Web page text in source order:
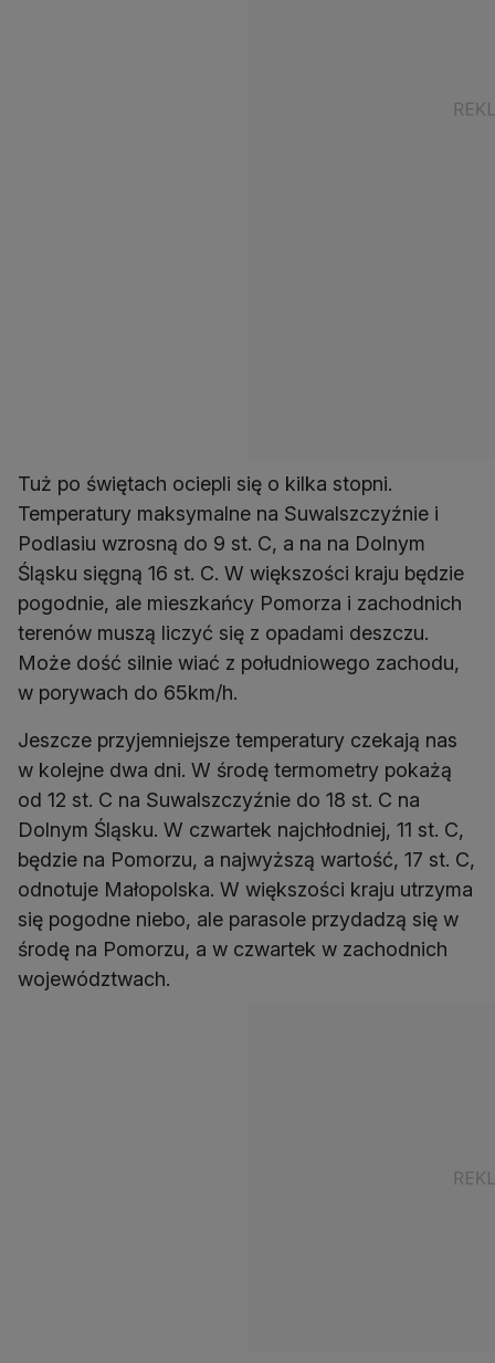
Tuż po świętach ociepli się o kilka stopni.
Temperatury maksymalne na Suwalszczyźnie i
Podlasiu wzrosną do 9 st. C, a na na Dolnym
Śląsku sięgną 16 st. C. W większości kraju będzie
pogodnie, ale mieszkańcy Pomorza i zachodnich
terenów muszą liczyć się z opadami deszczu.
Może dość silnie wiać z południowego zachodu,
w porywach do 65km/h.
Jeszcze przyjemniejsze temperatury czekają nas
w kolejne dwa dni. W środę termometry pokażą
od 12 st. C na Suwalszczyźnie do 18 st. C na
Dolnym Śląsku. W czwartek najchłodniej, 11 st. C,
będzie na Pomorzu, a najwyższą wartość, 17 st. C,
odnotuje Małopolska. W większości kraju utrzyma
się pogodne niebo, ale parasole przydadzą się w
środę na Pomorzu, a w czwartek w zachodnich
województwach.